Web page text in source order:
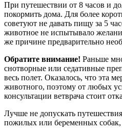
При путешествии от 8 часов и
покормить дома. Для более
советуют не давать пищу за 5
животное не испытывало
же причине предварительно
Обратите внимание! Раньше
снотворные или седативные
весь полет. Оказалось, что эта
животного, поэтому от любых
консультации ветврача стоит
Лучше не допускать
пожилых или беременных